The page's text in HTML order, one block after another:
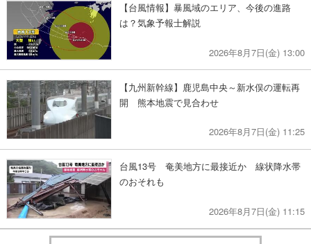
【台風情報】暴風域のエリア、今後の進路
は？気象予報士解説
2026年8月7日(金) 13:00
【九州新幹線】鹿児島中央～新水俣の運転再
開 熊本地震で見合わせ
2026年8月7日(金) 11:25
台風13号 奄美地方に最接近か 線状降水帯
のおそれも
2026年8月7日(金) 11:15